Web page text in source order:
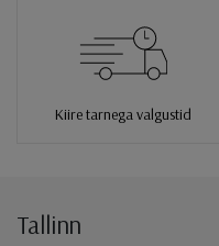
Kiire tarnega valgustid
Tallinn